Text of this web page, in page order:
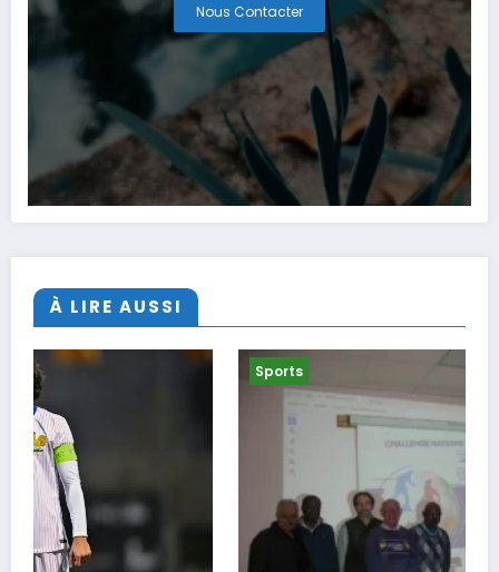
Nous Contacter
À LIRE AUSSI
Sports